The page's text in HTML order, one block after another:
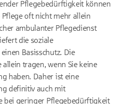
Pflegebedürftigkeit können
oft nicht mehr allein
ambulanter Pflegedienst
die soziale
Basisschutz. Die
allein tragen, wenn Sie keine
haben. Daher ist eine
definitiv auch mit
bei geringer Pflegebedürftigkeit